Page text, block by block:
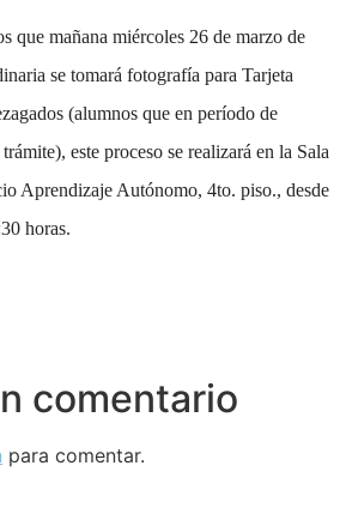
que mañana miércoles 26 de marzo de
se tomará fotografía para Tarjeta
(alumnos que en período de
este proceso se realizará en la Sala
Aprendizaje Autónomo, 4to. piso., desde
horas.
comentario
para comentar.